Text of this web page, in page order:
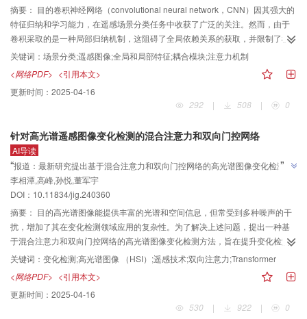
能。结果在3个广泛使用的HS图像数据集上与11种方法进行对比，在Pavia
center数据集中，相比性能第2的方法hyperRefiner，峰值信噪比（peak
signal-to-noise ratio， PSNR）提升了1.10 dB，光谱角制图（spectral angle
mapper， SAM）降低了0.40；在Botswana数据集中，PSNR提升了1.29 dB，
0.12。结论实验结果表明，所提出的DUNet-HA结构能更好地融合空间—光谱信
息，显著提升高光谱全色锐化结果图像的质量。
摘要： 目的卷积神经网络（convolutional neural network，CNN）因其强大的
特征归纳和学习能力，在遥感场景分类任务中收获了广泛的关注。然而，由于
卷积采取的是一种局部归纳机制，这阻碍了全局依赖关系的获取，并限制了模
型的性能。而视觉Transformer（visual Transformer，ViT）的核心在于自注意
力机制，它能够建立全局依赖关系，这一属性可以缓解基于卷积神经网络算法
的局限性。然而，自注意力机制也带来了更大的计算代价：在计算成对的key-
value之间的交互关系时，需要在所有空间位置上进行相关计算，从而带来巨大
的计算压力和内存负担。此外，自注意机制关注于建模全局信息，而忽略了局
感场景分类。方法一方面为了缓解自注意力机制所带来的计算压力，提出了一
种双粒度注意力来动态感知数据内容，从而实现更灵活的计算分配；另一方
面，为了更好地结合全局和局部特征，利用了一种自适应耦合模块来实现全局
和局部特征的融合。结果在UCM（UC merced land-use）、AID（aerial
image dataset）和NWPU-RESISC45（Northwestern Polytechnical
University remote sensing image scene classification dataset） 3个数据集上
进行了实验。为了更好地展示本文方法的优越性，与当前先进的基于卷积神经
网络和基于视觉Transformer的方法进行了对比，在不同的训练比率下，本文方
法在3个数据集上分别取得了99.71%（UCM数据集），94.75%（AID数据集训
RESISC45数据集训练比率10%）以及94.10%（NWPU-RESISC45数据集训练
比率20%）的最优分类表现，相较于其他对比方法分别有至少0.14%，
0.06%，0.27%，0.43%以及0.21%的效果提升。结论本文方法不仅缓解了自注
关键词： 场景分类;遥感图像;全局和局部特征;耦合模块;注意力机制
<网络PDF> <引用本文>
更新时间： 2025-04-16
292
| 508 | 0
针对高光谱遥感图像变化检测的混合注意力和双向门控网络
AI导读
“报道：最新研究提出基于混合注意力和双向门控网络的高光谱图像变化检测方
法，有效提升检测准确性，显著优于BiT、CBANet等主流方法。
”
李相潭,高峰,孙悦,董军宇
DOI：10.11834/jig.240360
摘要： 目的高光谱图像能提供丰富的光谱和空间信息，但常受到多种噪声的干
扰，增加了其在变化检测领域应用的复杂性。为了解决上述问题，提出一种基
于混合注意力和双向门控网络的高光谱图像变化检测方法，旨在提升变化检测
的性能，从而在复杂环境和多变条件下实现更可靠的变化检测。方法通过整合
局部和全局特征，改进了Transformer中的自注意力和前馈神经网络。具体而
言，提出了混合注意力模块，采用卷积神经网络（convolutional neural
network， CNN）和gMLP（gated multi-layer perceptron）的并行结构，分别
提取图像的局部特征和全局上下文信息，有效平衡局部细节和全局上下文的特
关键词： 变化检测;高光谱图像 （HSI）;遥感技术;双向注意力;Transformer
<网络PDF> <引用本文>
更新时间： 2025-04-16
530
| 922 | 0